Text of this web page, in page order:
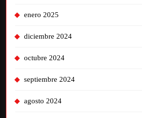
enero 2025
diciembre 2024
octubre 2024
septiembre 2024
agosto 2024